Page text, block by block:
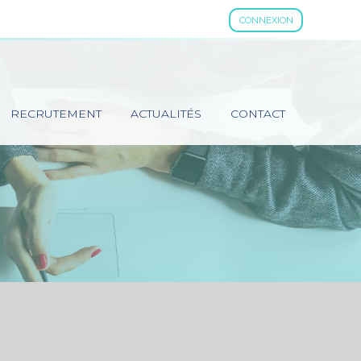
CONNEXION
RECRUTEMENT ACTUALITÉS CONTACT